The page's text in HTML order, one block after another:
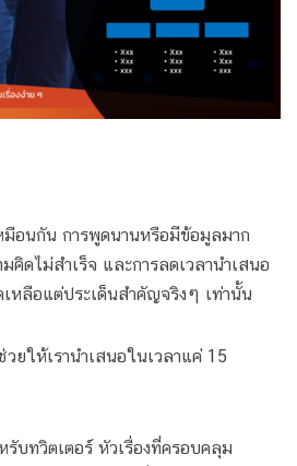
มือนกัน การพูดนานหรือมีข้อมูลมาก
คิดไม่สำเร็จ และการลดเวลานำเสนอ
หลือแต่ประเด็นสำคัญจริงๆ เท่านั้น
วยให้เรานำเสนอในเวลาแค่ 15
รับทวิตเตอร์ หัวเรื่องที่ครอบคลุม